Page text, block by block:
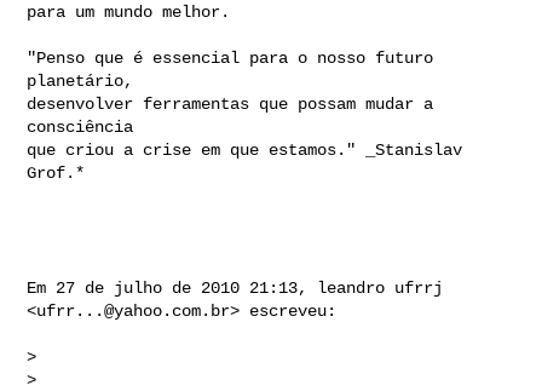
para um mundo melhor.
"Penso que é essencial para o nosso futuro
planetário,
desenvolver ferramentas que possam mudar a
consciência
que criou a crise em que estamos." _Stanislav
Grof.*
Em 27 de julho de 2010 21:13, leandro ufrrj
<ufrr...@yahoo.com.br> escreveu:
>
>